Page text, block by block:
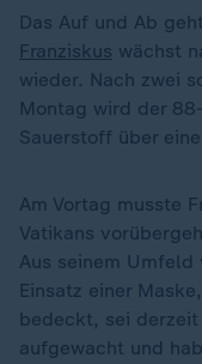
Das Auf und Ab
Franziskus wächst
wieder. Nach zwei
Montag wird der
Sauerstoff über
Am Vortag musste
Vatikans
Aus seinem
Einsatz einer
bedeckt, sei
aufgewacht und